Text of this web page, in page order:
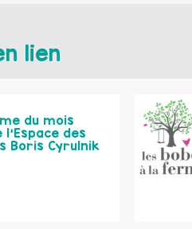
lien
du mois
l’Espace des
Boris Cyrulnik